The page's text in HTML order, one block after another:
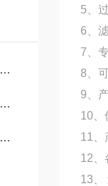
5、
6、
7、
8、
9、
10、
11、
12、
13、